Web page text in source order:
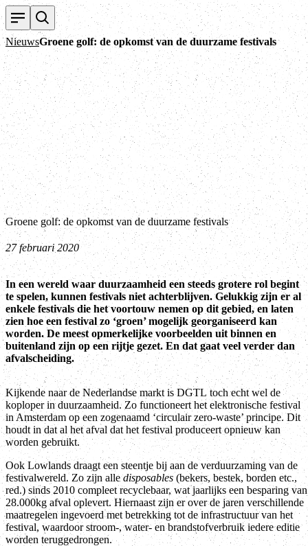
NieuwsGroene golf: de opkomst van de duurzame festivals
Groene golf: de opkomst van de duurzame festivals
27 februari 2020
In een wereld waar duurzaamheid een steeds grotere rol begint
te spelen, kunnen festivals niet achterblijven. Gelukkig zijn er al
enkele festivals die het voortouw nemen op dit gebied, en laten
zien hoe een festival zo ‘groen’ mogelijk georganiseerd kan
worden. De meest opmerkelijke voorbeelden uit binnen en
buitenland zijn op een rijtje gezet. En dat gaat veel verder dan
afvalscheiding.
Kijkende naar de Nederlandse markt is DGTL toch echt wel de
koploper in duurzaamheid. Zo functioneert het elektronische festival
in Amsterdam op een zogenaamd ‘circulair zero-waste’ principe. Dit
houdt in dat al het afval dat het festival produceert opnieuw kan
worden gebruikt.
Ook Lowlands draagt een steentje bij aan de verduurzaming van de
festivalwereld. Zo zijn alledisposables (bekers, bestek, borden etc.,
red.) sinds 2010 compleet recyclebaar, wat jaarlijks een besparing van
28.000kg afval oplevert. Hiernaast zijn er over de jaren verschillende
maatregelen ingevoerd met betrekking tot de infrastructuur van het
festival, waardoor stroom-, water- en brandstofverbruik iedere editie
worden teruggedrongen.